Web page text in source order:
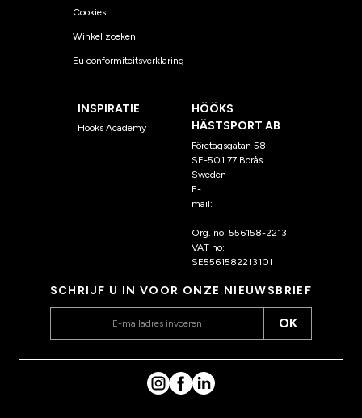
Cookies
Winkel zoeken
Eu conformiteitsverklaring
INSPIRATIE
Hööks Academy
HÖÖKS
HÄSTSPORT AB
Företagsgatan 58
SE-501 77 Borås
Sweden
E-
mail:
Org. no: 556158-2213
VAT no:
SE5561582213101
SCHRIJF U IN VOOR ONZE NIEUWSBRIEF
OK